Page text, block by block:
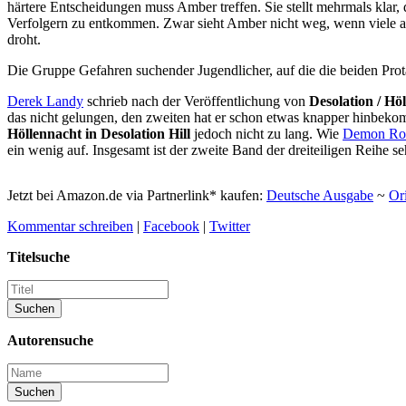
härtere Entscheidungen muss Amber treffen. Sie stellt mehrmals
Verfolgern zu entkommen. Zwar sieht Amber nicht weg, wenn viele
droht.
Die Gruppe Gefahren suchender Jugendlicher, auf die die beiden
Derek Landy schrieb nach der Veröffentlichung von Desolation /
das nicht gelungen, den zweiten hat er schon etwas knapper
Höllennacht in Desolation Hill jedoch nicht zu lang. Wie Demon
ein wenig auf. Insgesamt ist der zweite Band der dreiteiligen Reihe
Jetzt bei Amazon.de via Partnerlink* kaufen: Deutsche Ausgabe ~
Kommentar schreiben | Facebook | Twitter
Titelsuche
Autorensuche